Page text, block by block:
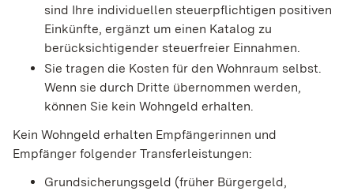
sind Ihre individuellen steuerpflichtigen positiven
Einkünfte, ergänzt um einen Katalog zu
berücksichtigender steuerfreier Einnahmen.
Sie tragen die Kosten für den Wohnraum selbst.
Wenn sie durch Dritte übernommen werden,
können Sie kein Wohngeld erhalten.
Kein Wohngeld erhalten Empfängerinnen und
Empfänger folgender Transferleistungen:
Grundsicherungsgeld (früher Bürgergeld,